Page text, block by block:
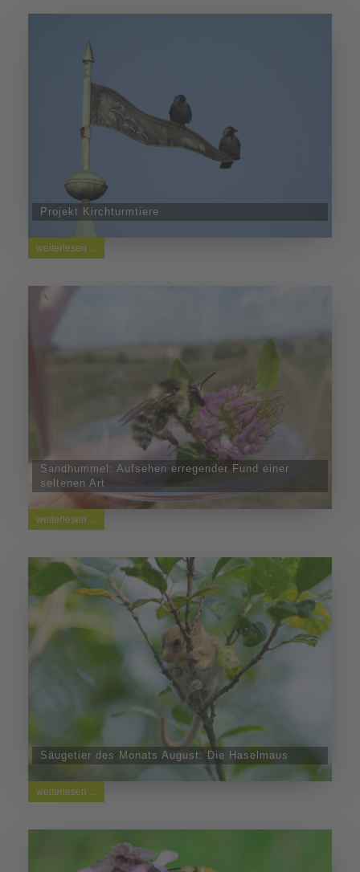
Projekt Kirchturmtiere
weiterlesen ...
Sandhummel: Aufsehen erregender Fund einer
seltenen Art
weiterlesen ...
Säugetier des Monats August: Die Haselmaus
weiterlesen ...